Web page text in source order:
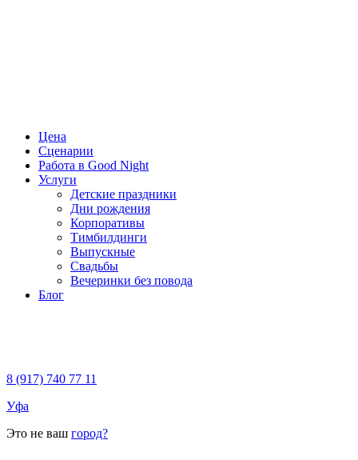
Цена
Сценарии
Работа в Good Night
Услуги
Детские праздники
Дни рождения
Корпоративы
Тимбилдинги
Выпускные
Свадьбы
Вечеринки без повода
Блог
8 (917) 740 77 11
Уфа
Это не ваш город?